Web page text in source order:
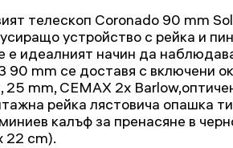
телескоп Coronado 90 mm
устройство с рейка и
е идеалният начин да
90 mm се доставя с включени
25 mm, CEMAX 2x
рейка лястовича опашка
калъф за пренасяне в
22 cm).